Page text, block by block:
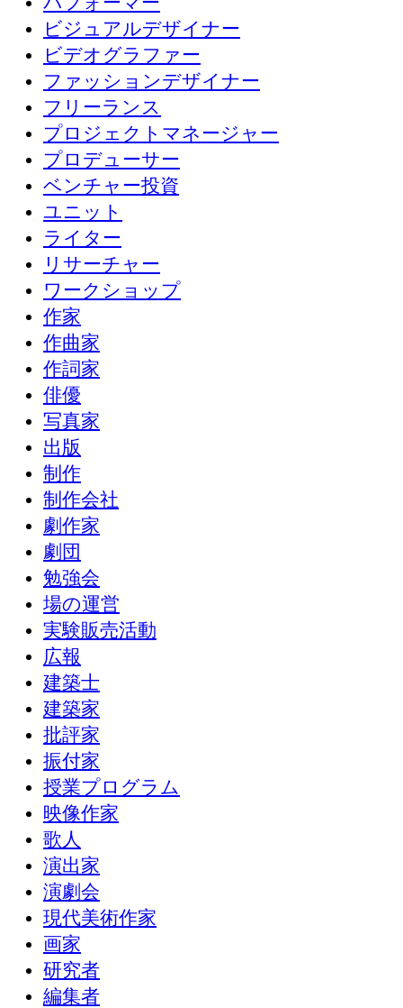
ビジュアルデザイナー
ビデオグラファー
ファッションデザイナー
フリーランス
プロジェクトマネージャー
プロデューサー
ベンチャー投資
ユニット
ライター
リサーチャー
ワークショップ
作家
作曲家
作詞家
俳優
写真家
出版
制作
制作会社
劇作家
劇団
勉強会
場の運営
実験販売活動
広報
建築士
建築家
批評家
振付家
授業プログラム
映像作家
歌人
演出家
演劇会
現代美術作家
画家
研究者
編集者